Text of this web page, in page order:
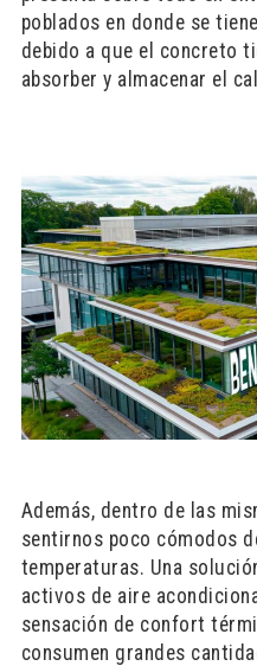
poblados en donde se
debido a que el concreto
absorber y almacenar el
Además, dentro de las
sentirnos poco cómodos
temperaturas. Una
activos de aire
sensación de confort
consumen grandes